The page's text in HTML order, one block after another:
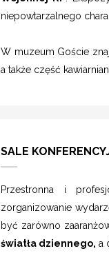
niepowtarzalnego
W muzeum Goście
a także część
SALE
Przestronna i
zorganizowanie
być zarówno
światła dziennego, a